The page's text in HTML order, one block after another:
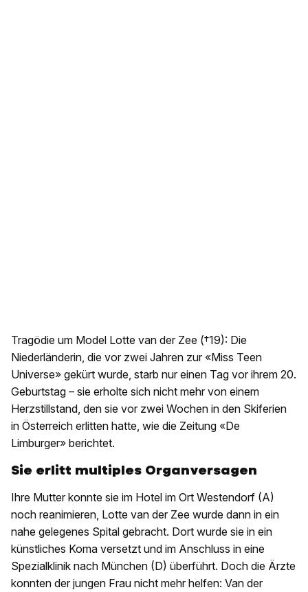
Tragödie um Model Lotte van der Zee (†19): Die
Niederländerin, die vor zwei Jahren zur «Miss Teen
Universe» gekürt wurde, starb nur einen Tag vor ihrem 20.
Geburtstag – sie erholte sich nicht mehr von einem
Herzstillstand, den sie vor zwei Wochen in den Skiferien
in Österreich erlitten hatte, wie die Zeitung «De
Limburger» berichtet.
Sie erlitt multiples Organversagen
Ihre Mutter konnte sie im Hotel im Ort Westendorf (A)
noch reanimieren, Lotte van der Zee wurde dann in ein
nahe gelegenes Spital gebracht. Dort wurde sie in ein
künstliches Koma versetzt und im Anschluss in eine
Spezialklinik nach München (D) überführt. Doch die Ärzte
konnten der jungen Frau nicht mehr helfen: Van der